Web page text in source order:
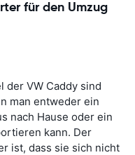
für den Umzug
der VW Caddy sind
man entweder ein
nach Hause oder ein
kann. Der
ist, dass sie sich nicht